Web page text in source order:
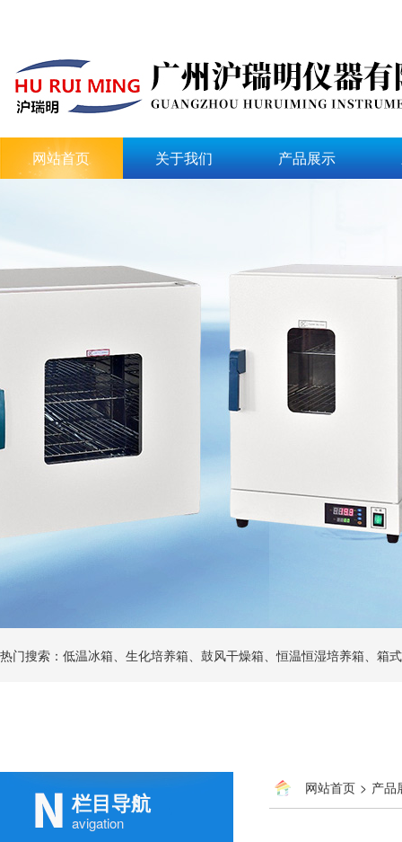
网站首页 关于我们 产品展示
热门搜索：低温冰箱、生化培养箱、鼓风干燥箱、恒温恒湿培养箱、箱
栏目导航
avigation
网站首页 > 产品